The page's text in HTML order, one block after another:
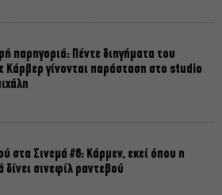
παρηγοριά: Πέντε διηγήματα του
Κάρβερ γίνονται παράσταση στο studio
στα Σινεμά #6: Κάρμεν, εκεί όπου η
δίνει σινεφίλ ραντεβού